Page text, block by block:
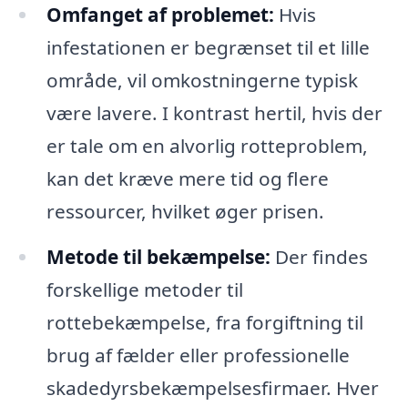
Omfanget af problemet: Hvis
infestationen er begrænset til et lille
område, vil omkostningerne typisk
være lavere. I kontrast hertil, hvis der
er tale om en alvorlig rotteproblem,
kan det kræve mere tid og flere
ressourcer, hvilket øger prisen.
Metode til bekæmpelse: Der findes
forskellige metoder til
rottebekæmpelse, fra forgiftning til
brug af fælder eller professionelle
skadedyrsbekæmpelsesfirmaer. Hver